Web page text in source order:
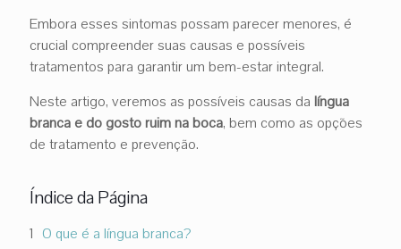
Embora esses sintomas possam parecer menores, é
crucial compreender suas causas e possíveis
tratamentos para garantir um bem-estar integral.
Neste artigo, veremos as possíveis causas da língua
branca e do gosto ruim na boca, bem como as opções
de tratamento e prevenção.
Índice da Página
O que é a língua branca?